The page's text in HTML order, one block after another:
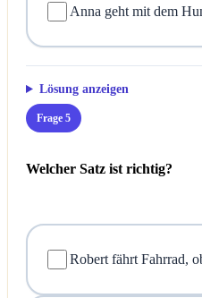
Anna geht mit dem
Lösung anzeigen
Frage 5
Welcher Satz ist richtig?
Robert fährt Fahrrad,